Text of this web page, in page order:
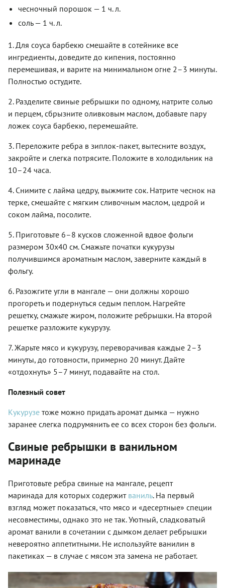
чесночный порошок — 1 ч. л.
соль — 1 ч. л.
1. Для соуса барбекю смешайте в сотейнике все
ингредиенты, доведите до кипения, постоянно
перемешивая, и варите на минимальном огне 2–3 минуты.
Полностью остудите.
2. Разделите свиные ребрышки по одному, натрите солью
и перцем, сбрызните оливковым маслом, добавьте пару
ложек соуса барбекю, перемешайте.
3. Переложите ребра в зиплок-пакет, вытесните воздух,
закройте и слегка потрясите. Положите в холодильник на
10–24 часа.
4. Снимите с лайма цедру, выжмите сок. Натрите чеснок на
терке, смешайте с мягким сливочным маслом, цедрой и
соком лайма, посолите.
5. Приготовьте 6–8 кусков сложенной вдвое фольги
размером 30х40 см. Смажьте початки кукурузы
получившимся ароматным маслом, заверните каждый в
фольгу.
6. Разожгите угли в мангале — они должны хорошо
прогореть и подернуться седым пеплом. Нагрейте
решетку, смажьте жиром, положите ребрышки. На второй
решетке разложите кукурузу.
7. Жарьте мясо и кукурузу, переворачивая каждые 2–3
минуты, до готовности, примерно 20 минут. Дайте
«отдохнуть» 5–7 минут, подавайте на стол.
Полезный совет
Кукурузе тоже можно придать аромат дымка — нужно
заранее слегка подрумянить ее со всех сторон без фольги.
Свиные ребрышки в ванильном
маринаде
Приготовьте ребра свиные на мангале, рецепт
маринада для которых содержит ваниль. На первый
взгляд может показаться, что мясо и «десертные» специи
несовместимы, однако это не так. Уютный, сладковатый
аромат ванили в сочетании с дымком делает ребрышки
невероятно аппетитными. Не используйте ванилин в
пакетиках — в случае с мясом эта замена не работает.